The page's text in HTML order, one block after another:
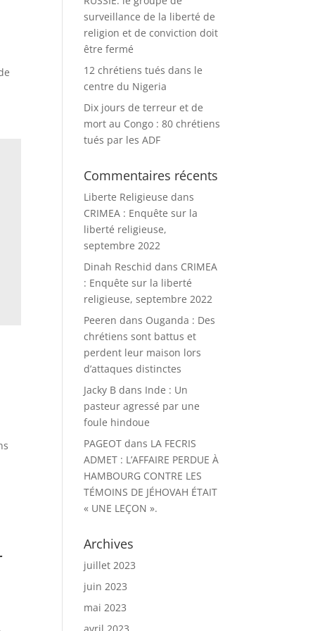
surveillance de la liberté de
religion et de conviction doit
être fermé
12 chrétiens tués dans le
centre du Nigeria
Dix jours de terreur et de
mort au Congo : 80 chrétiens
tués par les ADF
Commentaires récents
Liberte Religieuse dans
CRIMEA : Enquête sur la
liberté religieuse,
septembre 2022
Dinah Reschid dans CRIMEA
: Enquête sur la liberté
religieuse, septembre 2022
Peeren dans Ouganda : Des
chrétiens sont battus et
perdent leur maison lors
d’attaques distinctes
Jacky B dans Inde : Un
pasteur agressé par une
foule hindoue
PAGEOT dans LA FECRIS
ADMET : L’AFFAIRE PERDUE À
HAMBOURG CONTRE LES
TÉMOINS DE JÉHOVAH ÉTAIT
« UNE LEÇON ».
Archives
juillet 2023
juin 2023
mai 2023